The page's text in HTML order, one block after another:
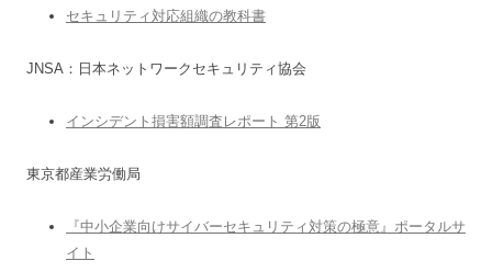
セキュリティ対応組織の教科書
JNSA：日本ネットワークセキュリティ協会
インシデント損害額調査レポート 第2版
東京都産業労働局
『中小企業向けサイバーセキュリティ対策の極意』ポータルサ
イト